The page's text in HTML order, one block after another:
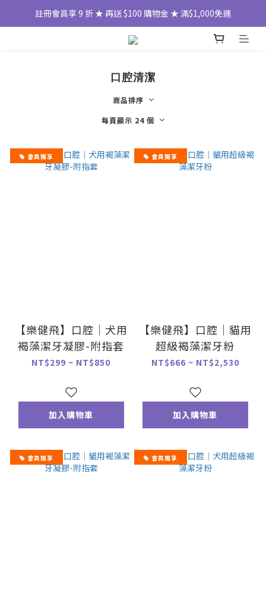
註冊會員享 9 折 ★ 再送 $100 購物金 ★ 滿$1,000免運
口腔清潔
商品排序
每頁顯示 24 個
會員獨享
【樂健飛】口腔｜犬用
褐藻潔牙凝膠-附指套
NT$299 ~ NT$850
加入購物車
會員獨享
【樂健飛】口腔｜貓用
超級褐藻潔牙粉
NT$666 ~ NT$2,530
加入購物車
會員獨享 會員獨享